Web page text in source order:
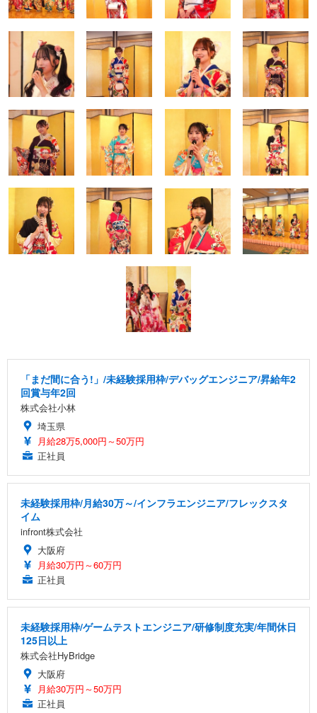
「まだ間に合う!」/未経験採用枠/デバッグエンジニア/昇給年2
回賞与年2回
株式会社小林
埼玉県
月給28万5,000円～50万円
正社員
未経験採用枠/月給30万～/インフラエンジニア/フレックスタ
イム
infront株式会社
大阪府
月給30万円～60万円
正社員
未経験採用枠/ゲームテストエンジニア/研修制度充実/年間休日
125日以上
株式会社HyBridge
大阪府
月給30万円～50万円
正社員